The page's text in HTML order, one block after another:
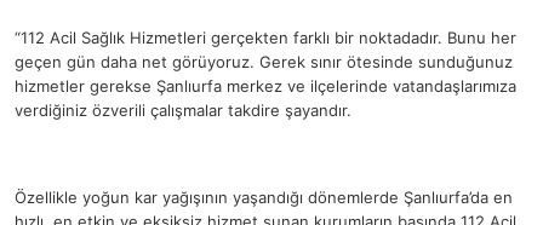
“112 Acil Sağlık Hizmetleri gerçekten farklı bir noktadadır. Bunu her
geçen gün daha net görüyoruz. Gerek sınır ötesinde sunduğunuz
hizmetler gerekse Şanlıurfa merkez ve ilçelerinde vatandaşlarımıza
verdiğiniz özverili çalışmalar takdire şayandır.
Özellikle yoğun kar yağışının yaşandığı dönemlerde Şanlıurfa’da en